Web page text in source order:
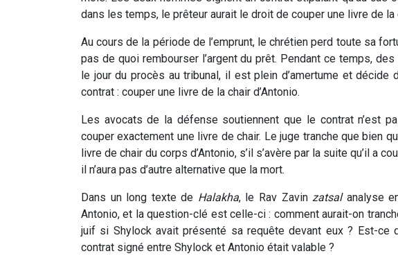
dans les temps, le prêteur aurait le droit de couper une livre de la
Au cours de la période de l’emprunt, le chrétien perd toute sa
pas de quoi rembourser l’argent du prêt. Pendant ce temps,
le jour du procès au tribunal, il est plein d’amertume et
contrat : couper une livre de la chair d’Antonio.
Les avocats de la défense soutiennent que le contrat n’est
couper exactement une livre de chair. Le juge tranche que bien
livre de chair du corps d’Antonio, s’il s’avère par la suite qu’il a
il n’aura pas d’autre alternative que la mort.
Dans un long texte de Halakha, le Rav Zavinzatsalanalyse
Antonio, et la question-clé est celle-ci : comment aurait-on
juif si Shylock avait présenté sa requête devant eux ? Est-
contrat signé entre Shylock et Antonio était valable ?